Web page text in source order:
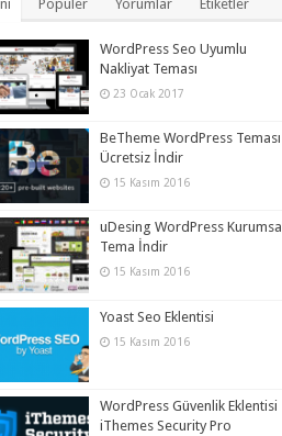
Popüler Yorumlar Etiketler
WordPress Seo Uyumlu
Nakliyat Teması
23 Ocak 2017
BeTheme WordPress Teması
Ücretsiz İndir
15 Kasım 2016
uDesing WordPress Kurumsal
Tema İndir
15 Kasım 2016
Yoast Seo Eklentisi
15 Kasım 2016
WordPress Güvenlik Eklentisi
iThemes Security Pro